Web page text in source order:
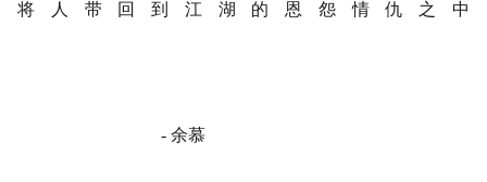
将人带回到江湖的恩怨情仇之中
- 余慕